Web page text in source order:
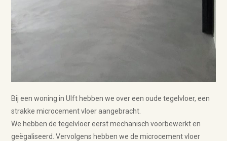
Bij een woning in Ulft hebben we over een oude tegelvloer, een
strakke microcement vloer aangebracht.
We hebben de tegelvloer eerst mechanisch voorbewerkt en
geëgaliseerd. Vervolgens hebben we de microcement vloer